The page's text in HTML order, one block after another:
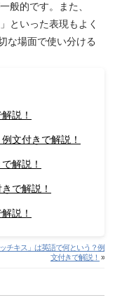
般的です。また、
といった表現もよく
な場面で使い分ける
説！
文付きで解説！
解説！
で解説！
説！
ッチキス」は英語で何という？例
文付きで解説！ »